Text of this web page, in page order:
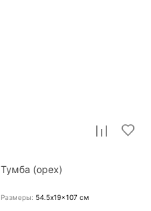
Тумба (орех)
Размеры: 54.5x19x107 см